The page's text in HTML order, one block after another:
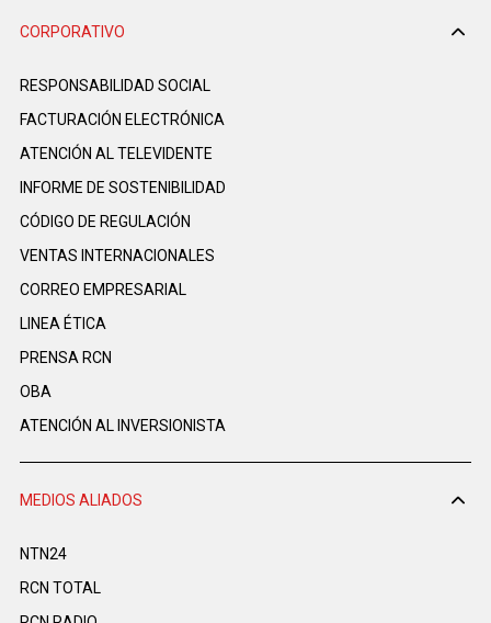
CORPORATIVO
RESPONSABILIDAD SOCIAL
FACTURACIÓN ELECTRÓNICA
ATENCIÓN AL TELEVIDENTE
INFORME DE SOSTENIBILIDAD
CÓDIGO DE REGULACIÓN
VENTAS INTERNACIONALES
CORREO EMPRESARIAL
LINEA ÉTICA
PRENSA RCN
OBA
ATENCIÓN AL INVERSIONISTA
MEDIOS ALIADOS
NTN24
RCN TOTAL